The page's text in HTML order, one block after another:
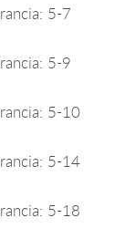
5-7
5-9
5-10
5-14
5-18